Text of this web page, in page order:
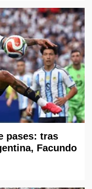
pases: tras
Facundo